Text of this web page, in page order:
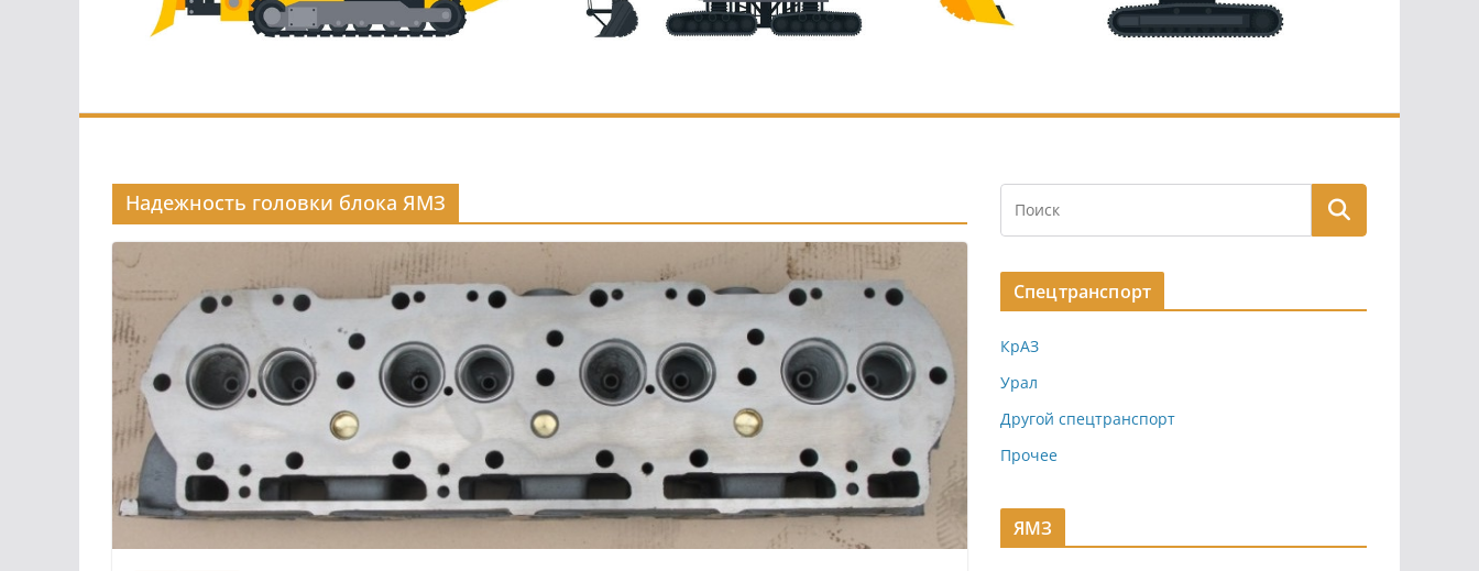
Надежность головки блока ЯМЗ
Спецтранспорт
КрАЗ
Урал
Другой спецтранспорт
Прочее
ЯМЗ